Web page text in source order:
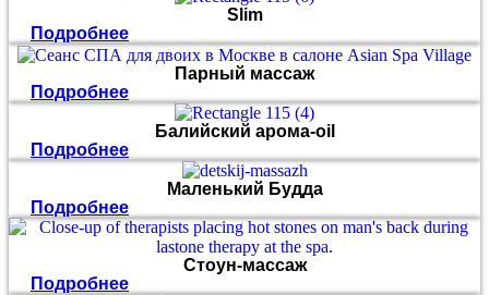
Slim
Подробнее
Парный массаж
Подробнее
Балийский арома-oil
Подробнее
Маленький Будда
Подробнее
Стоун-массаж
Подробнее